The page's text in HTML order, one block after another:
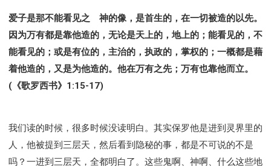
爱子是那不能看见之 神的像，是首生的，在一切被造的以先。
因为万有都是靠他造的，无论是天上的，地上的；能看见的，不
能看见的；或是有位的，主治的，执政的，掌权的；一概都是藉
着他造的，又是为他造的。他在万有之先；万有也靠他而立。
(《歌罗西书》1:15-17)
我们读的时候，很多时候没读明白。其实保罗他是进到灵界里的
人，他被提到三层天，然后看到隐秘的事，都是不可说的不是
吗？一进到三层天，全都明白了。这些鬼啊、神啊、什么这些地